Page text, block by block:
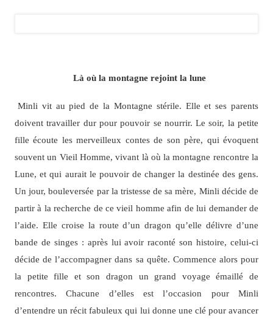
Là où la montagne rejoint la lune
Minli vit au pied de la Montagne stérile. Elle et ses parents
doivent travailler dur pour pouvoir se nourrir. Le soir, la petite
fille écoute les merveilleux contes de son père, qui évoquent
souvent un Vieil Homme, vivant là où la montagne rencontre la
Lune, et qui aurait le pouvoir de changer la destinée des gens.
Un jour, bouleversée par la tristesse de sa mère, Minli décide de
partir à la recherche de ce vieil homme afin de lui demander de
l’aide. Elle croise la route d’un dragon qu’elle délivre d’une
bande de singes : après lui avoir raconté son histoire, celui-ci
décide de l’accompagner dans sa quête. Commence alors pour
la petite fille et son dragon un grand voyage émaillé de
rencontres. Chacune d’elles est l’occasion pour Minli
d’entendre un récit fabuleux qui lui donne une clé pour avancer